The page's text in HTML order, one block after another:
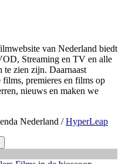
van Nederland biedt
Streaming en TV en alle
zien zijn. Daarnaast
films, premieres en films op
nieuws en maken we
Nederland /HyperLeap